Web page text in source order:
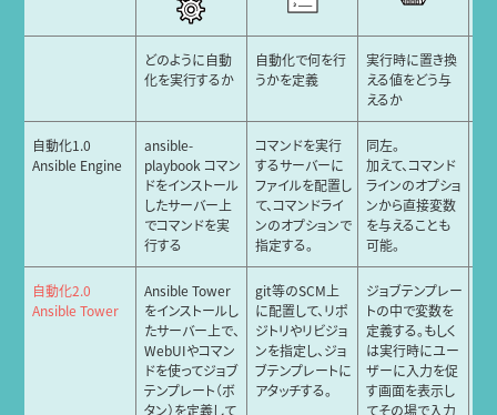
どのように自動
化を実行するか
自動化で何を行
うかを定義
実行時に置き換
える値をどう与
えるか
自動化1.0
Ansible Engine
ansible-
playbook コマン
ドをインストール
したサーバー上
でコマンドを実
行する
コマンドを実行
するサーバーに
ファイルを配置し
て、コマンドライ
ンのオプションで
指定する。
同左。
加えて、コマンド
ラインのオプショ
ンから直接変数
を与えることも
可能。
自動化2.0
Ansible Tower
Ansible Tower
をインストールし
たサーバー上で、
WebUIやコマン
ドを使ってジョブ
テンプレート（ボ
タン）を定義して
git等のSCM上
に配置して、リポ
ジトリやリビジョ
ンを指定し、ジョ
ブテンプレートに
アタッチする。
ジョブテンプレー
トの中で変数を
定義する。もしく
は実行時にユー
ザーに入力を促
す画面を表示し
てその場で入力